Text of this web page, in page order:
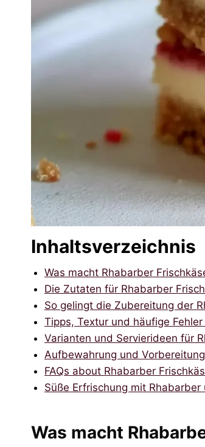
Inhaltsverzeichnis
Was macht Rhabarber
Die Zutaten für Rhabarber
So gelingt die Zubereitung der
Tipps, Textur und häufige
Varianten und Servierideen für
Aufbewahrung und
FAQs about Rhabarber
Süße Erfrischung mit Rhabarber
Was macht